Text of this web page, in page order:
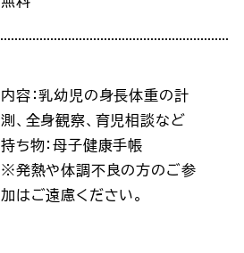
内容：乳幼児の身長体重の計
測、全身観察、育児相談など
持ち物：母子健康手帳
※発熱や体調不良の方のご参
加はご遠慮ください。